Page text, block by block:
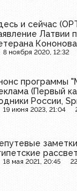
и сейчас
Латвии
Биркавс
8 ноября 2020, 12:32
программы
(Первый
России,
Ласка, Clear
19 июня 2023, 21:04
18 мая 2021, 20:45